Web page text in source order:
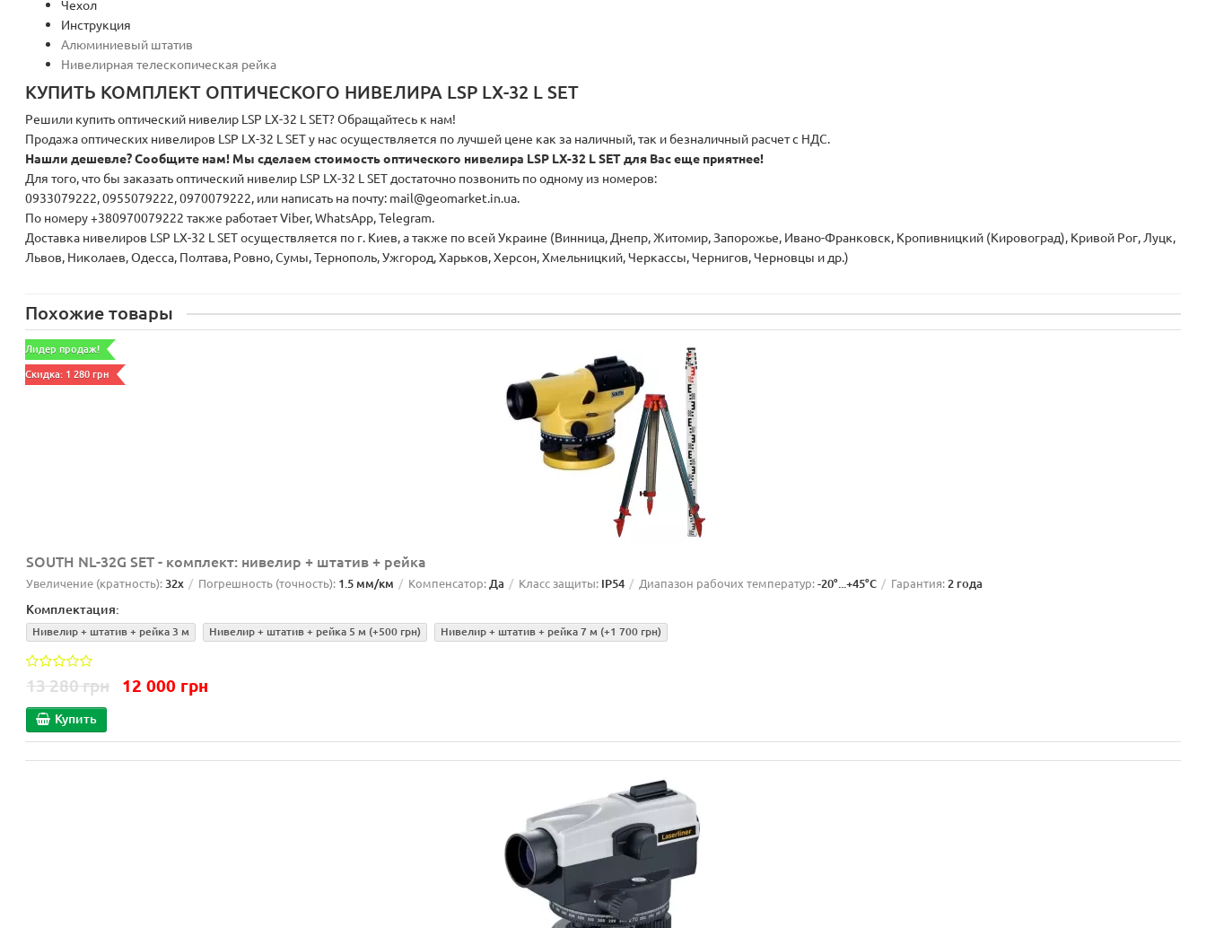
Чехол
Инструкция
Алюминиевый штатив
Нивелирная телескопическая рейка
КУПИТЬ КОМПЛЕКТ ОПТИЧЕСКОГО НИВЕЛИРА LSP LX-32 L SET
Решили купить оптический нивелир LSP LX-32 L SET? Обращайтесь к нам!
Продажа оптических нивелиров LSP LX-32 L SET у нас осуществляется по лучшей цене как за наличный, так и безналичный расчет с НДС.
Нашли дешевле? Сообщите нам! Мы сделаем стоимость оптического нивелира LSP LX-32 L SET для Вас еще приятнее!
Для того, что бы заказать оптический нивелир LSP LX-32 L SET достаточно позвонить по одному из номеров:
0933079222, 0955079222, 0970079222, или написать на почту: mail@geomarket.in.ua.
По номеру +380970079222 также работает Viber, WhatsApp, Telegram.
Доставка нивелиров LSP LX-32 L SET осуществляется по г. Киев, а также по всей Украине (Винница, Днепр, Житомир, Запорожье, Ивано-Франковск, Кропивницкий (Кировоград), Кривой Рог, Луцк,
Львов, Николаев, Одесса, Полтава, Ровно, Сумы, Тернополь, Ужгород, Харьков, Херсон, Хмельницкий, Черкассы, Чернигов, Черновцы и др.)
Похожие товары
Лидер продаж!
Скидка: 1 280 грн
SOUTH NL-32G SET - комплект: нивелир + штатив + рейка
Увеличение (кратность): 32x Погрешность (точность): 1.5 мм/км Компенсатор: Да Класс защиты: IP54 Диапазон рабочих температур: -20°...+45°C Гарантия: 2 года
Комплектация:
Нивелир + штатив + рейка 3 м Нивелир + штатив + рейка 5 м (+500 грн) Нивелир + штатив + рейка 7 м (+1 700 грн)
13 280 грн 12 000 грн
Купить